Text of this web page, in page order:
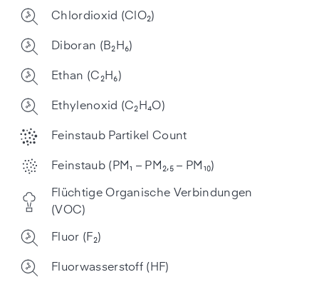
Chlordioxid (ClO₂)
Diboran (B₂H₆)
Ethan (C₂H₆)
Ethylenoxid (C₂H₄O)
Feinstaub Partikel Count
Feinstaub (PM₁ – PM₂,₅ – PM₁₀)
Flüchtige Organische Verbindungen
(VOC)
Fluor (F₂)
Fluorwasserstoff (HF)